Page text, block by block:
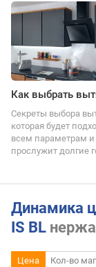
Как выбрать
Секреты выбора
которая будет
всем параметрам и
прослужит долгие
Динамика
IS BL
Цена Кол-во